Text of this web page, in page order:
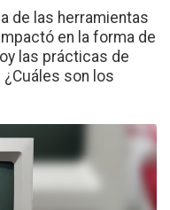
de las herramientas
en la forma de
las prácticas de
son los